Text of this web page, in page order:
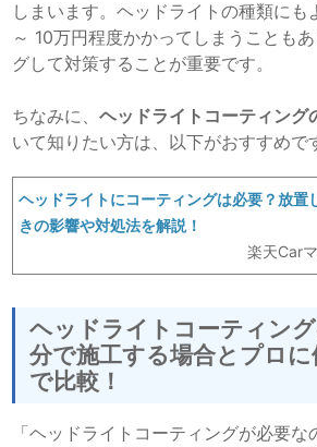
しまいます。ヘッドライトの種類にも
～ 10万円程度かかってしまうことも
グして対策することが重要です。
ちなみに、ヘッドライトコーティング
いて知りたい方は、以下がおすすめで
ヘッドライトにコーティングは必要？放置
きの影響や対処法を解説！
楽天Car
ヘッドライトコーティン
分で施工する場合とプロ
で比較！
「ヘッドライトコーティングが必要な